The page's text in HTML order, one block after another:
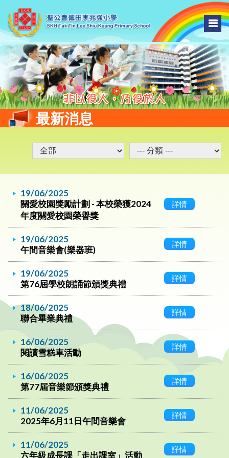
最新消息
19/06/2025
關愛校園獎勵計劃 - 本校榮獲2024
年度關愛校園榮譽獎
詳情
19/06/2025
午間音樂會(樂器班)
詳情
19/06/2025
第76屆學校朗誦節頒獎典禮
詳情
18/06/2025
聯合畢業典禮
詳情
16/06/2025
閱讀雪糕車活動
詳情
16/06/2025
第77屆音樂節頒獎典禮
詳情
11/06/2025
2025年6月11日午間音樂會
詳情
11/06/2025
六年級成長課「走出課室」活動
詳情